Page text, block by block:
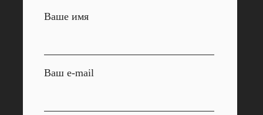
Ваше имя
Ваш e-mail